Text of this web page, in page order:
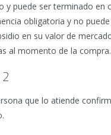
y puede ser terminado en
obligatoria y no
en su valor de
al momento de la
2
que lo atiende